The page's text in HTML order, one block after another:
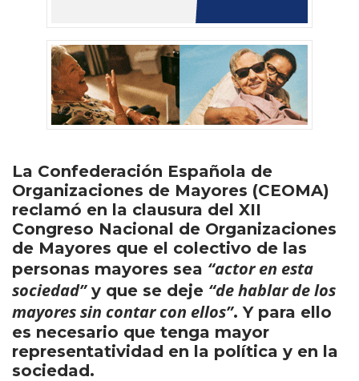
La Confederación Española de
Organizaciones de Mayores (CEOMA)
reclamó en la clausura del XII
Congreso Nacional de Organizaciones
de Mayores que el colectivo de las
personas mayores sea “actor en esta
sociedad”y que se deje “de hablar de los
mayores sin contar con ellos”. Y para ello
es necesario que tenga mayor
representatividad en la política y en la
sociedad.